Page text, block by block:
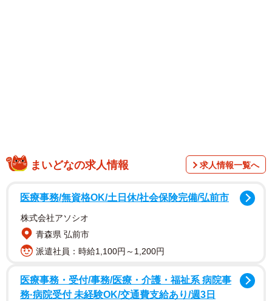
2/5
まいどなの求人情報 求人情報一覧へ
医療事務/無資格OK/土日休/社会保険完備/弘前市
株式会社アソシオ
青森県 弘前市
派遣社員：時給1,100円～1,200円
医療事務・受付/事務/医療・介護・福祉系 病院事
務·病院受付 未経験OK/交通費支給あり/週3日